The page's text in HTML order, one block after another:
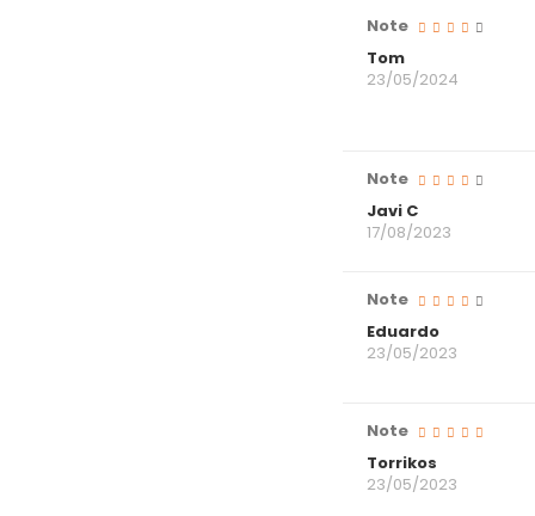
Note
Tom
23/05/2024
Note
Javi C
17/08/2023
Note
Eduardo
23/05/2023
Note
Torrikos
23/05/2023